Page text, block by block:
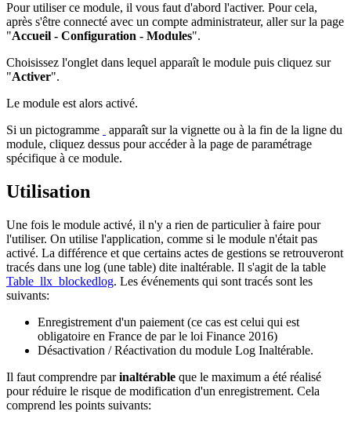
Pour utiliser ce module, il vous faut d'abord l'activer. Pour cela,
après s'être connecté avec un compte administrateur, aller sur la page
"Accueil - Configuration - Modules".
Choisissez l'onglet dans lequel apparaît le module puis cliquez sur
"Activer".
Le module est alors activé.
Si un pictogramme
apparaît sur la vignette ou à la fin de la ligne du
module, cliquez dessus pour accéder à la page de paramétrage
spécifique à ce module.
Utilisation
Une fois le module activé, il n'y a rien de particulier à faire pour
l'utiliser. On utilise l'application, comme si le module n'était pas
activé. La différence et que certains actes de gestions se retrouveront
tracés dans une log (une table) dite inaltérable. Il s'agit de la table
Table_llx_blockedlog. Les événements qui sont tracés sont les
suivants:
Enregistrement d'un paiement (ce cas est celui qui est
obligatoire en France de par le loi Finance 2016)
Désactivation / Réactivation du module Log Inaltérable.
Il faut comprendre parinaltérable que le maximum a été réalisé
pour réduire le risque de modification d'un enregistrement. Cela
comprend les points suivants: